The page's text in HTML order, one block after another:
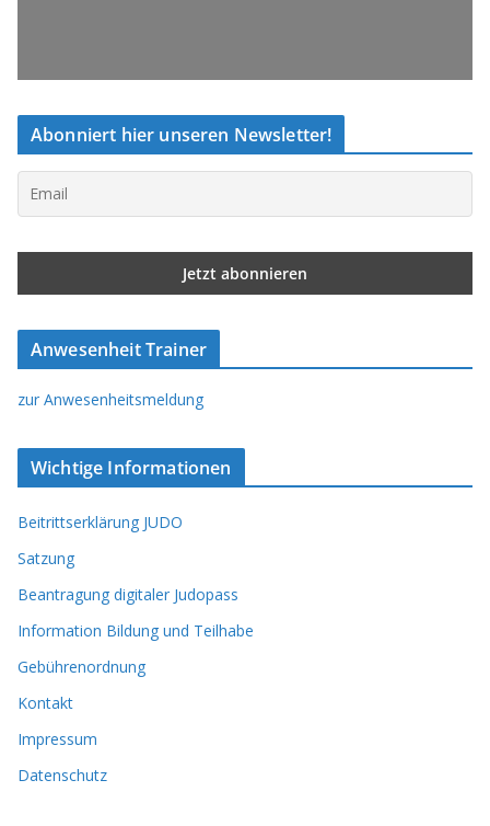
Abonniert hier unseren Newsletter!
Anwesenheit Trainer
zur Anwesenheitsmeldung
Wichtige Informationen
Beitrittserklärung JUDO
Satzung
Beantragung digitaler Judopass
Information Bildung und Teilhabe
Gebührenordnung
Kontakt
Impressum
Datenschutz